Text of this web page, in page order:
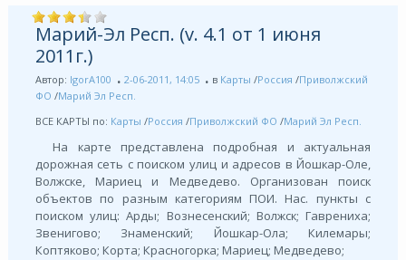
Марий-Эл Респ. (v. 4.1 от 1 июня
2011г.)
Автор: IgorA100 2-06-2011, 14:05 в Карты /Россия /Приволжский
ФО /Марий Эл Респ.
ВСЕ КАРТЫ по: Карты /Россия /Приволжский ФО /Марий Эл Респ.
На карте представлена подробная и актуальная
дорожная сеть с поиском улиц и адресов в Йошкар-Оле,
Волжске, Мариец и Медведево. Организован поиск
объектов по разным категориям ПОИ. Нас. пункты с
поиском улиц: Арды; Вознесенский; Волжск; Гаврениха;
Звенигово; Знаменский; Йошкар-Ола; Килемары;
Коптяково; Корта; Красногорка; Мариец; Медведево;